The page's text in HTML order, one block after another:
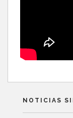
NOTICIAS